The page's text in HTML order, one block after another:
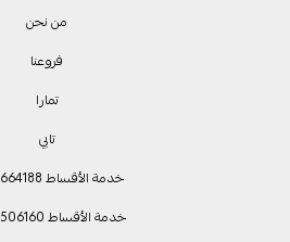
من نحن
فروعنا
تمارا
تابي
خدمة الأقساط 0566664188
خدمة الأقساط 0560506160